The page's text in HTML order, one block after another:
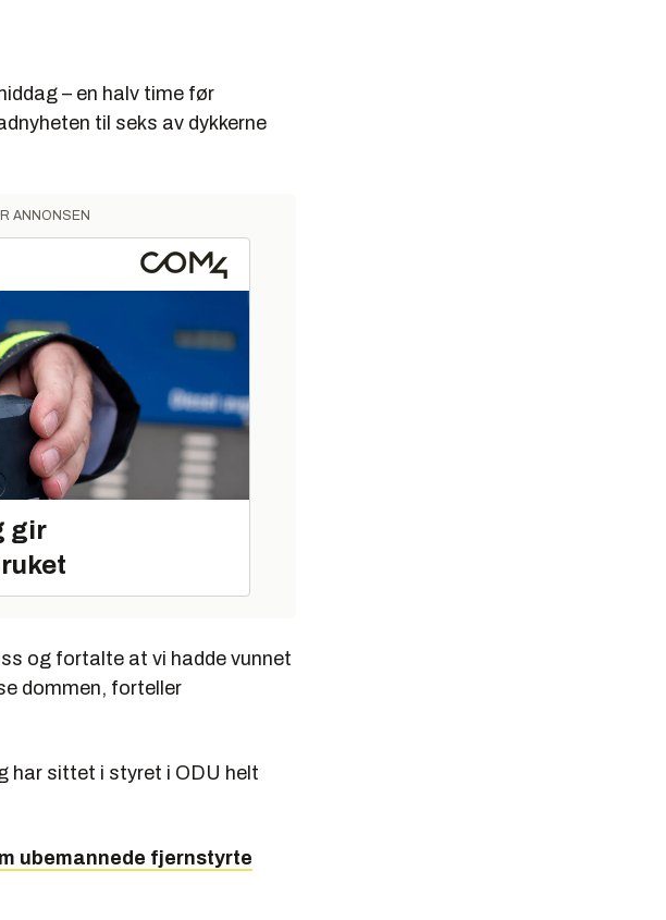
– en halv time før
til seks av dykkerne
ANNONSEN
gir
og fortalte at vi hadde vunnet
dommen, forteller
har sittet i styret i ODU helt
ubemannede fjernstyrte